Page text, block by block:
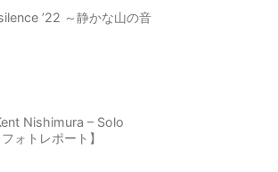
’22 ～静かな山の音
Nishimura – Solo
ォトレポート】